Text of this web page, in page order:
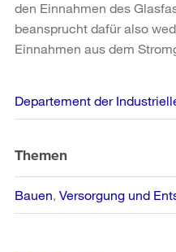
den Einnahmen des
beansprucht dafür also
Einnahmen aus dem
Weitere
Informationen
Departement der
Themen
Bauen Versorgung und